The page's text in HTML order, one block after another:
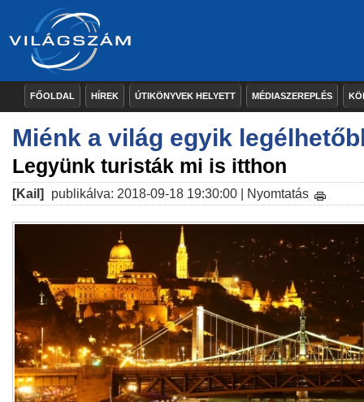
FŐOLDAL HÍREK ÚTIKÖNYVEK HELYETT MÉDIASZEREPLÉS
Miénk a világ egyik
Legyünk turisták mi is itthon
[Kail] publikálva: 2018-09-18 19:30:00 | Nyomtatás